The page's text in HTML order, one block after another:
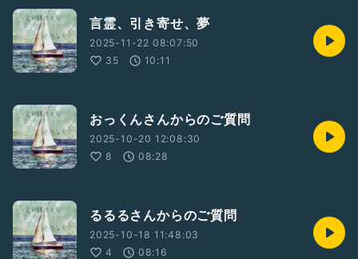
言霊、引き寄せ、夢
2025-11-22 08:07:50
35
10:11
おっくんさんからのご質問
2025-10-20 12:08:30
8
08:28
るるるさんからのご質問
2025-10-18 11:48:03
4
08:16